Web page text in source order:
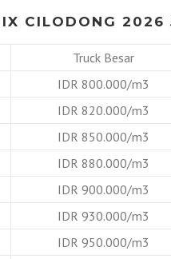
CILODONG 2026
Truck Besar
IDR 800.000/m3
IDR 820.000/m3
IDR 850.000/m3
IDR 880.000/m3
IDR 900.000/m3
IDR 930.000/m3
IDR 950.000/m3